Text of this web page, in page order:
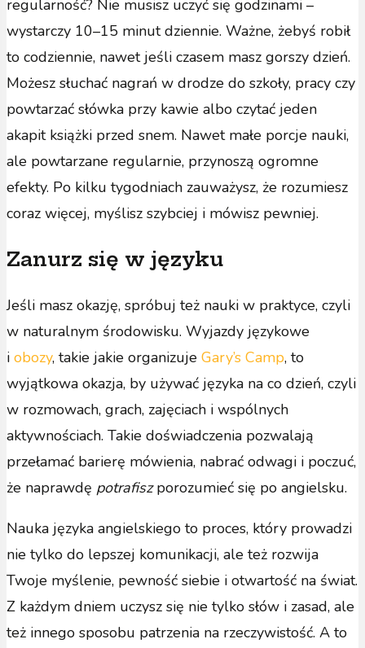
regularność? Nie musisz uczyć się godzinami –
wystarczy 10–15 minut dziennie. Ważne, żebyś robił
to codziennie, nawet jeśli czasem masz gorszy dzień.
Możesz słuchać nagrań w drodze do szkoły, pracy czy
powtarzać słówka przy kawie albo czytać jeden
akapit książki przed snem. Nawet małe porcje nauki,
ale powtarzane regularnie, przynoszą ogromne
efekty. Po kilku tygodniach zauważysz, że rozumiesz
coraz więcej, myślisz szybciej i mówisz pewniej.
Zanurz się w języku
Jeśli masz okazję, spróbuj też nauki w praktyce, czyli
w naturalnym środowisku. Wyjazdy językowe
i obozy, takie jakie organizuje Gary’s Camp, to
wyjątkowa okazja, by używać języka na co dzień, czyli
w rozmowach, grach, zajęciach i wspólnych
aktywnościach. Takie doświadczenia pozwalają
przełamać barierę mówienia, nabrać odwagi i poczuć,
że naprawdę potrafiszporozumieć się po angielsku.
Nauka języka angielskiego to proces, który prowadzi
nie tylko do lepszej komunikacji, ale też rozwija
Twoje myślenie, pewność siebie i otwartość na świat.
Z każdym dniem uczysz się nie tylko słów i zasad, ale
też innego sposobu patrzenia na rzeczywistość. A to